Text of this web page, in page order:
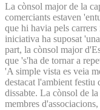
La cònsol major de la
comerciants estaven
que hi havia pels
iniciativa ha suposat
part, la cònsol major
que 's'ha de tornar a
'A simple vista es veia
destacat l'ambient festiu
dissabte. La cònsol de
membres